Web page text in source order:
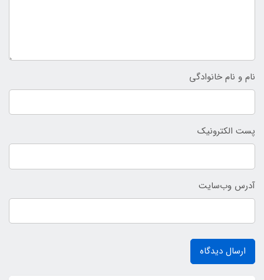
نام و نام خانوادگی
پست الکترونیک
آدرس وب‌سایت
ارسال دیدگاه